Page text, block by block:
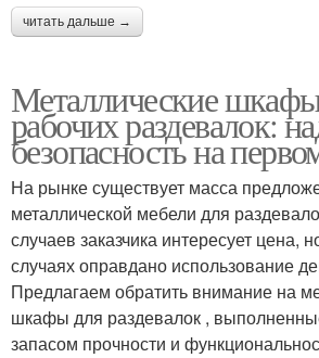
читать дальше →
Металлические
рабочих раздевалок:
безопасность на
На рынке существует масса
металлической мебели для
случаев заказчика интересует цена,
случаях оправдано использование
Предлагаем обратить внимание на
шкафы для раздевалок ,
запасом прочности и